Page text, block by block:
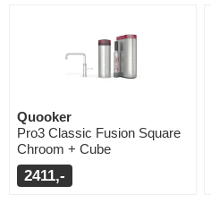
Quooker
Pro3 Classic Fusion Square
Chroom + Cube
2411,-